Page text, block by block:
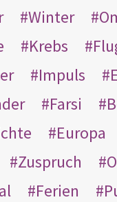
Winter
Krebs
Impuls
Farsi
Europa
Zuspruch
Ferien